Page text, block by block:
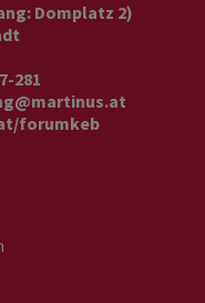
Domplatz 2)
281
forumkeb